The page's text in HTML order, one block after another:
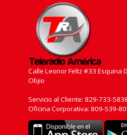
Calle Leonor Feltz #33 Esquina
Objio
Servicio al Cliente: 829-733-
Oficina Corporativa: 809-539-